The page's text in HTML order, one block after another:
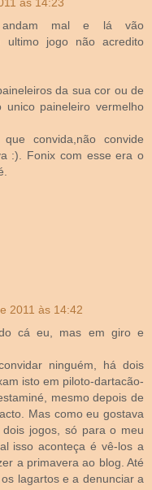
andam mal e lá vão
ultimo jogo não acredito
da sua cor ou de
paineleiro vermelho
convida,não convide
:). Fonix com esse era o
2011 às 14:42
cá eu, mas em giro e
ninguém, há dois
isto em piloto-dartacão-
mesmo depois de
Mas como eu gostava
jogos, só para o meu
isso aconteça é vê-los a
a primavera ao blog. Até
lagartos e a denunciar a